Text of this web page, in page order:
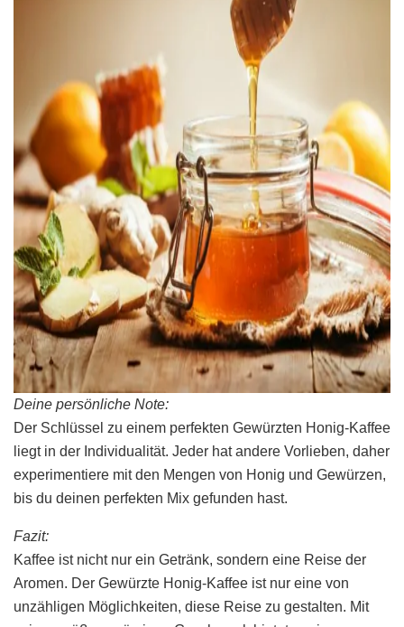
Deine persönliche Note:
Der Schlüssel zu einem perfekten Gewürzten Honig-Kaffee
liegt in der Individualität. Jeder hat andere Vorlieben, daher
experimentiere mit den Mengen von Honig und Gewürzen,
bis du deinen perfekten Mix gefunden hast.
Fazit:
Kaffee ist nicht nur ein Getränk, sondern eine Reise der
Aromen. Der Gewürzte Honig-Kaffee ist nur eine von
unzähligen Möglichkeiten, diese Reise zu gestalten. Mit